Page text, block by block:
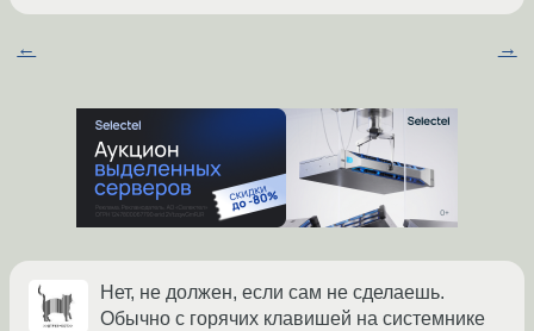
← →
Нет, не должен, если сам не сделаешь.
Обычно с горячих клавишей на системнике